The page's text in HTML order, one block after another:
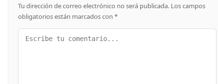
Tu dirección de correo electrónico no será publicada. Los campos
obligatorios están marcados con *